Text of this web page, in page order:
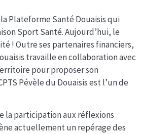
la Plateforme Santé Douaisis qui
Sport Santé. Aujourd’hui, le
! Outre ses partenaires financiers,
travaille en collaboration avec
pour proposer son
Pévèle du Douaisis est l’un de
la participation aux réflexions
actuellement un repérage des